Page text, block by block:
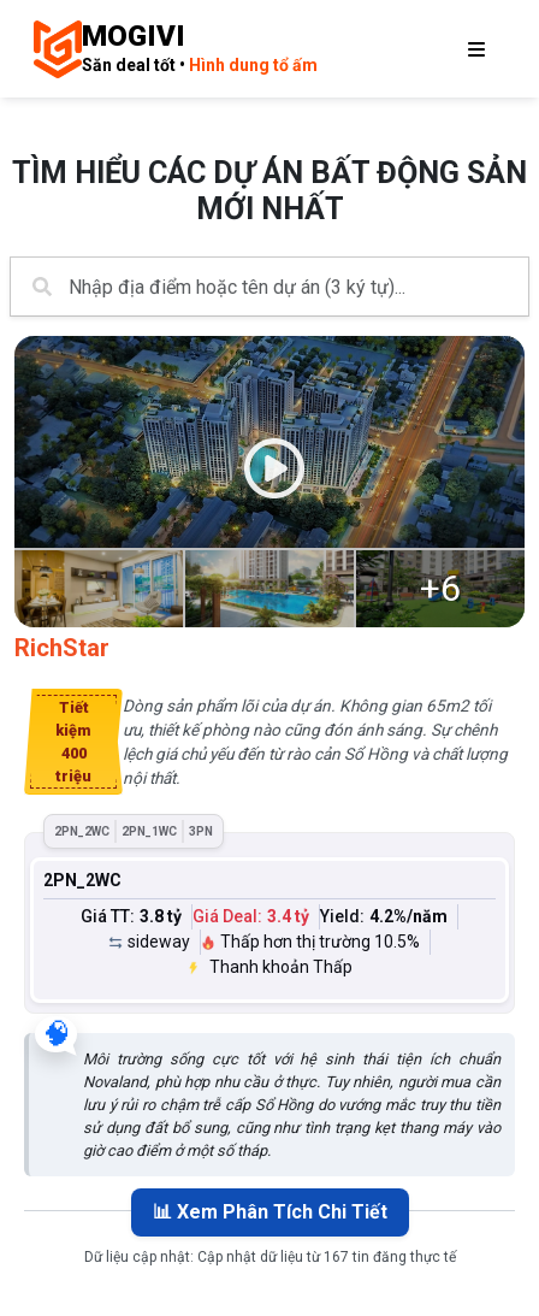
MOGIVI
Săn deal tốt • Hình dung tổ ấm
TÌM HIỂU CÁC DỰ ÁN BẤT ĐỘNG SẢN
MỚI NHẤT
+6
RichStar
Tiết
kiệm
400
triệu
Dòng sản phẩm lõi của dự án. Không gian 65m2 tối
ưu, thiết kế phòng nào cũng đón ánh sáng. Sự chênh
lệch giá chủ yếu đến từ rào cản Sổ Hồng và chất lượng
nội thất.
2PN_2WC 2PN_1WC 3PN
2PN_2WC
Giá TT: 3.8 tỷ Giá Deal: 3.4 tỷ Yield: 4.2%/năm
sideway
Thấp hơn thị trường 10.5%
Thanh khoản Thấp
🧠
Môi trường sống cực tốt với hệ sinh thái tiện ích chuẩn
Novaland, phù hợp nhu cầu ở thực. Tuy nhiên, người mua cần
lưu ý rủi ro chậm trễ cấp Sổ Hồng do vướng mắc truy thu tiền
sử dụng đất bổ sung, cũng như tình trạng kẹt thang máy vào
giờ cao điểm ở một số tháp.
📊 Xem Phân Tích Chi Tiết
Dữ liệu cập nhật: Cập nhật dữ liệu từ 167 tin đăng thực tế